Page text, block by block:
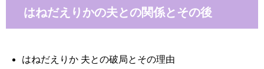
はねだえりかの夫との関係とその後
はねだえりか 夫との破局とその理由